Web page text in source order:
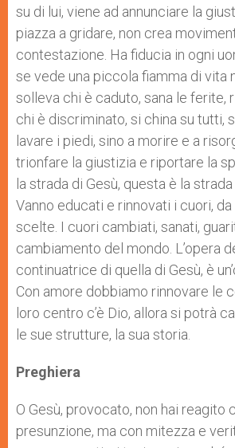
su di lui, viene ad annunciare la
piazza a gridare, non crea
contestazione. Ha fiducia in ogni
se vede una piccola fiamma di vita
solleva chi è caduto, sana le ferite,
chi è discriminato, si china su tutti,
lavare i piedi, sino a morire e a
trionfare la giustizia e riportare la
la strada di Gesù, questa è la
Vanno educati e rinnovati i cuori,
scelte. I cuori cambiati, sanati,
cambiamento del mondo. L’opera
continuatrice di quella di Gesù, è
Con amore dobbiamo rinnovare le
loro centro c’è Dio, allora si potrà
le sue strutture, la sua storia.
Preghiera
O Gesù, provocato, non hai reagito
presunzione, ma con mitezza e